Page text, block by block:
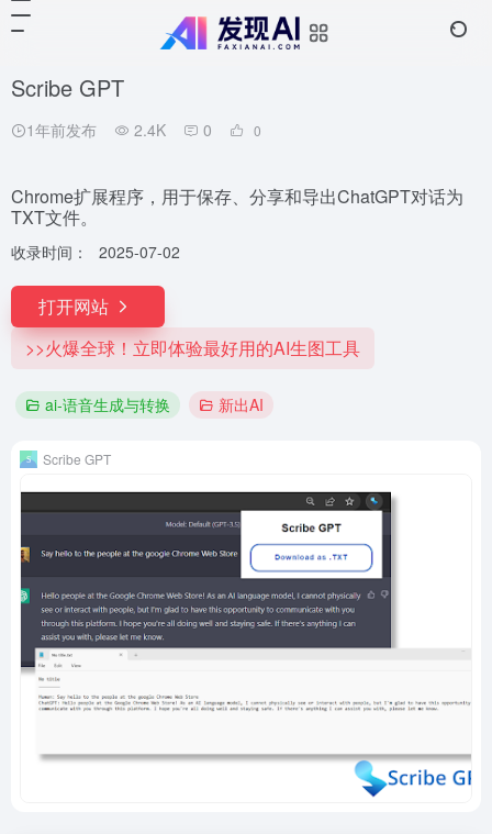
Scribe GPT
1年前发布 2.4K 0 0
Chrome扩展程序，用于保存、分享和导出ChatGPT对话为
TXT文件。
收录时间： 2025-07-02
打开网站
>>火爆全球！立即体验最好用的AI生图工具
ai-语音生成与转换 新出AI
Scribe GPT